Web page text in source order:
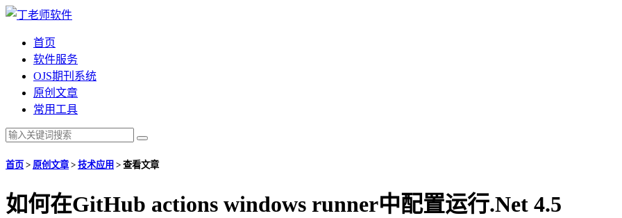
首页
软件服务
OJS期刊系统
原创文章
常用工具
首页 > 原创文章> 技术应用 > 查看文章
如何在GitHub actions windows runner中配置运行.Net 4.5